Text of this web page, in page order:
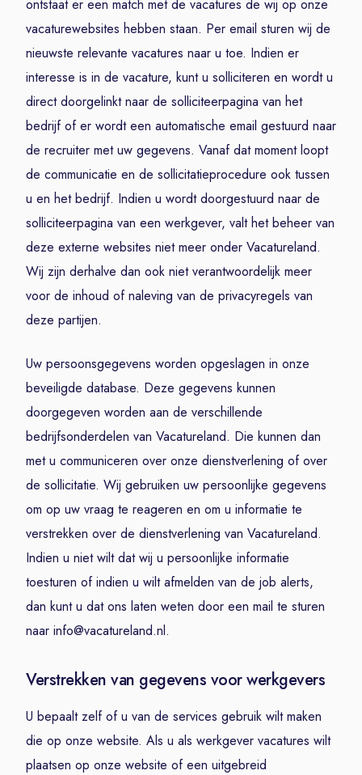
ontstaat er een match met de vacatures de wij op onze
vacaturewebsites hebben staan. Per email sturen wij de
nieuwste relevante vacatures naar u toe. Indien er
interesse is in de vacature, kunt u solliciteren en wordt u
direct doorgelinkt naar de solliciteerpagina van het
bedrijf of er wordt een automatische email gestuurd naar
de recruiter met uw gegevens. Vanaf dat moment loopt
de communicatie en de sollicitatieprocedure ook tussen
u en het bedrijf. Indien u wordt doorgestuurd naar de
solliciteerpagina van een werkgever, valt het beheer van
deze externe websites niet meer onder Vacatureland.
Wij zijn derhalve dan ook niet verantwoordelijk meer
voor de inhoud of naleving van de privacyregels van
deze partijen.
Uw persoonsgegevens worden opgeslagen in onze
beveiligde database. Deze gegevens kunnen
doorgegeven worden aan de verschillende
bedrijfsonderdelen van Vacatureland. Die kunnen dan
met u communiceren over onze dienstverlening of over
de sollicitatie. Wij gebruiken uw persoonlijke gegevens
om op uw vraag te reageren en om u informatie te
verstrekken over de dienstverlening van Vacatureland.
Indien u niet wilt dat wij u persoonlijke informatie
toesturen of indien u wilt afmelden van de job alerts,
dan kunt u dat ons laten weten door een mail te sturen
naar info@vacatureland.nl.
Verstrekken van gegevens voor werkgevers
U bepaalt zelf of u van de services gebruik wilt maken
die op onze website. Als u als werkgever vacatures wilt
plaatsen op onze website of een uitgebreid